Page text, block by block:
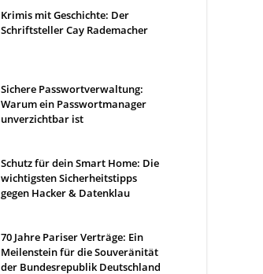
Krimis mit Geschichte: Der
Schriftsteller Cay Rademacher
Sichere Passwortverwaltung:
Warum ein Passwortmanager
unverzichtbar ist
Schutz für dein Smart Home: Die
wichtigsten Sicherheitstipps
gegen Hacker & Datenklau
70 Jahre Pariser Verträge: Ein
Meilenstein für die Souveränität
der Bundesrepublik Deutschland